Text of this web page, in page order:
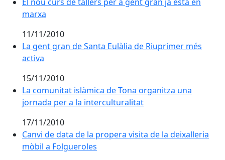
marxa
11/11/2010
La gent gran de Santa Eulàlia de Riuprimer més activa
La gent gran de Santa Eulàlia de Riuprimer més
activa
15/11/2010
La comunitat islàmica de Tona organitza una
La comunitat islàmica de Tona organitza una
jornada per a la interculturalitat
17/11/2010
Canvi de data de la propera visita de la deixalleria
Canvi de data de la propera visita de la deixalleria
mòbil a Folgueroles